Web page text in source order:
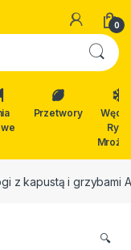
0
Przetwory
Ryby
z kapustą i grzybami
🔍